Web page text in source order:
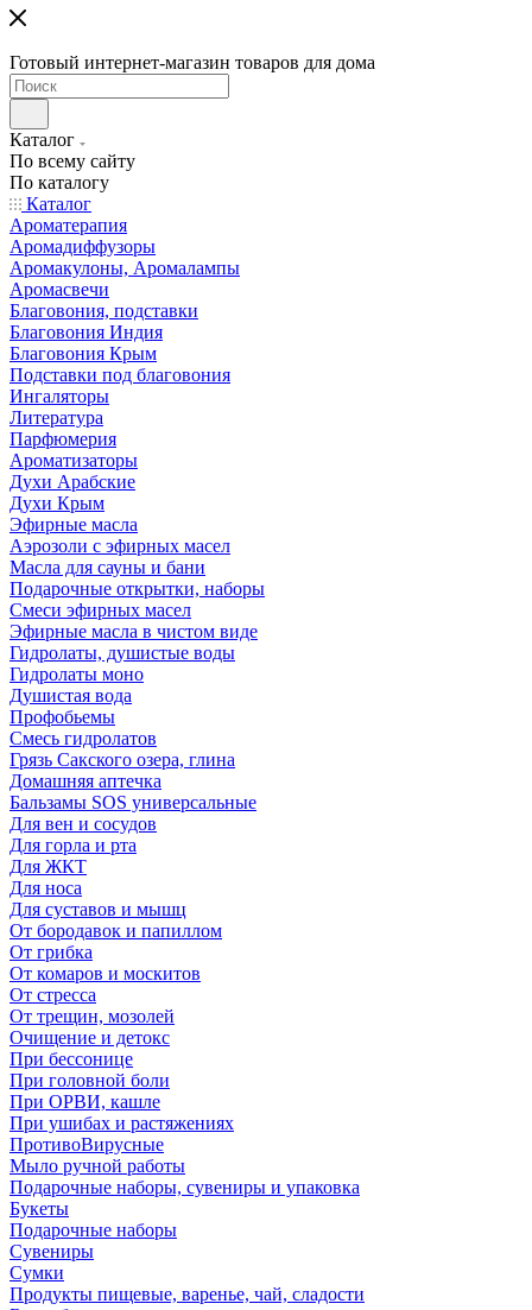
Готовый интернет-магазин товаров для дома
Каталог
По всему сайту
По каталогу
Каталог
Ароматерапия
Аромадиффузоры
Аромакулоны, Аромалампы
Аромасвечи
Благовония, подставки
Благовония Индия
Благовония Крым
Подставки под благовония
Ингаляторы
Литература
Парфюмерия
Ароматизаторы
Духи Арабские
Духи Крым
Эфирные масла
Аэрозоли с эфирных масел
Масла для сауны и бани
Подарочные открытки, наборы
Смеси эфирных масел
Эфирные масла в чистом виде
Гидролаты, душистые воды
Гидролаты моно
Душистая вода
Профобьемы
Смесь гидролатов
Грязь Сакского озера, глина
Домашняя аптечка
Бальзамы SOS универсальные
Для вен и сосудов
Для горла и рта
Для ЖКТ
Для носа
Для суставов и мышц
От бородавок и папиллом
От грибка
От комаров и москитов
От стресса
От трещин, мозолей
Очищение и детокс
При бессонице
При головной боли
При ОРВИ, кашле
При ушибах и растяжениях
ПротивоВирусные
Мыло ручной работы
Подарочные наборы, сувениры и упаковка
Букеты
Подарочные наборы
Сувениры
Сумки
Продукты пищевые, варенье, чай, сладости